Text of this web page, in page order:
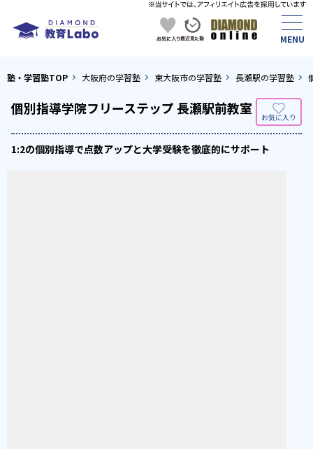
塾・学習塾TOP 大阪府の学習塾 東大阪市の学習塾 長瀬駅の学習塾
個別指導学院フリーステップ 長瀬駅前教室
1:2の個別指導で点数アップと大学受験を徹底的にサポート